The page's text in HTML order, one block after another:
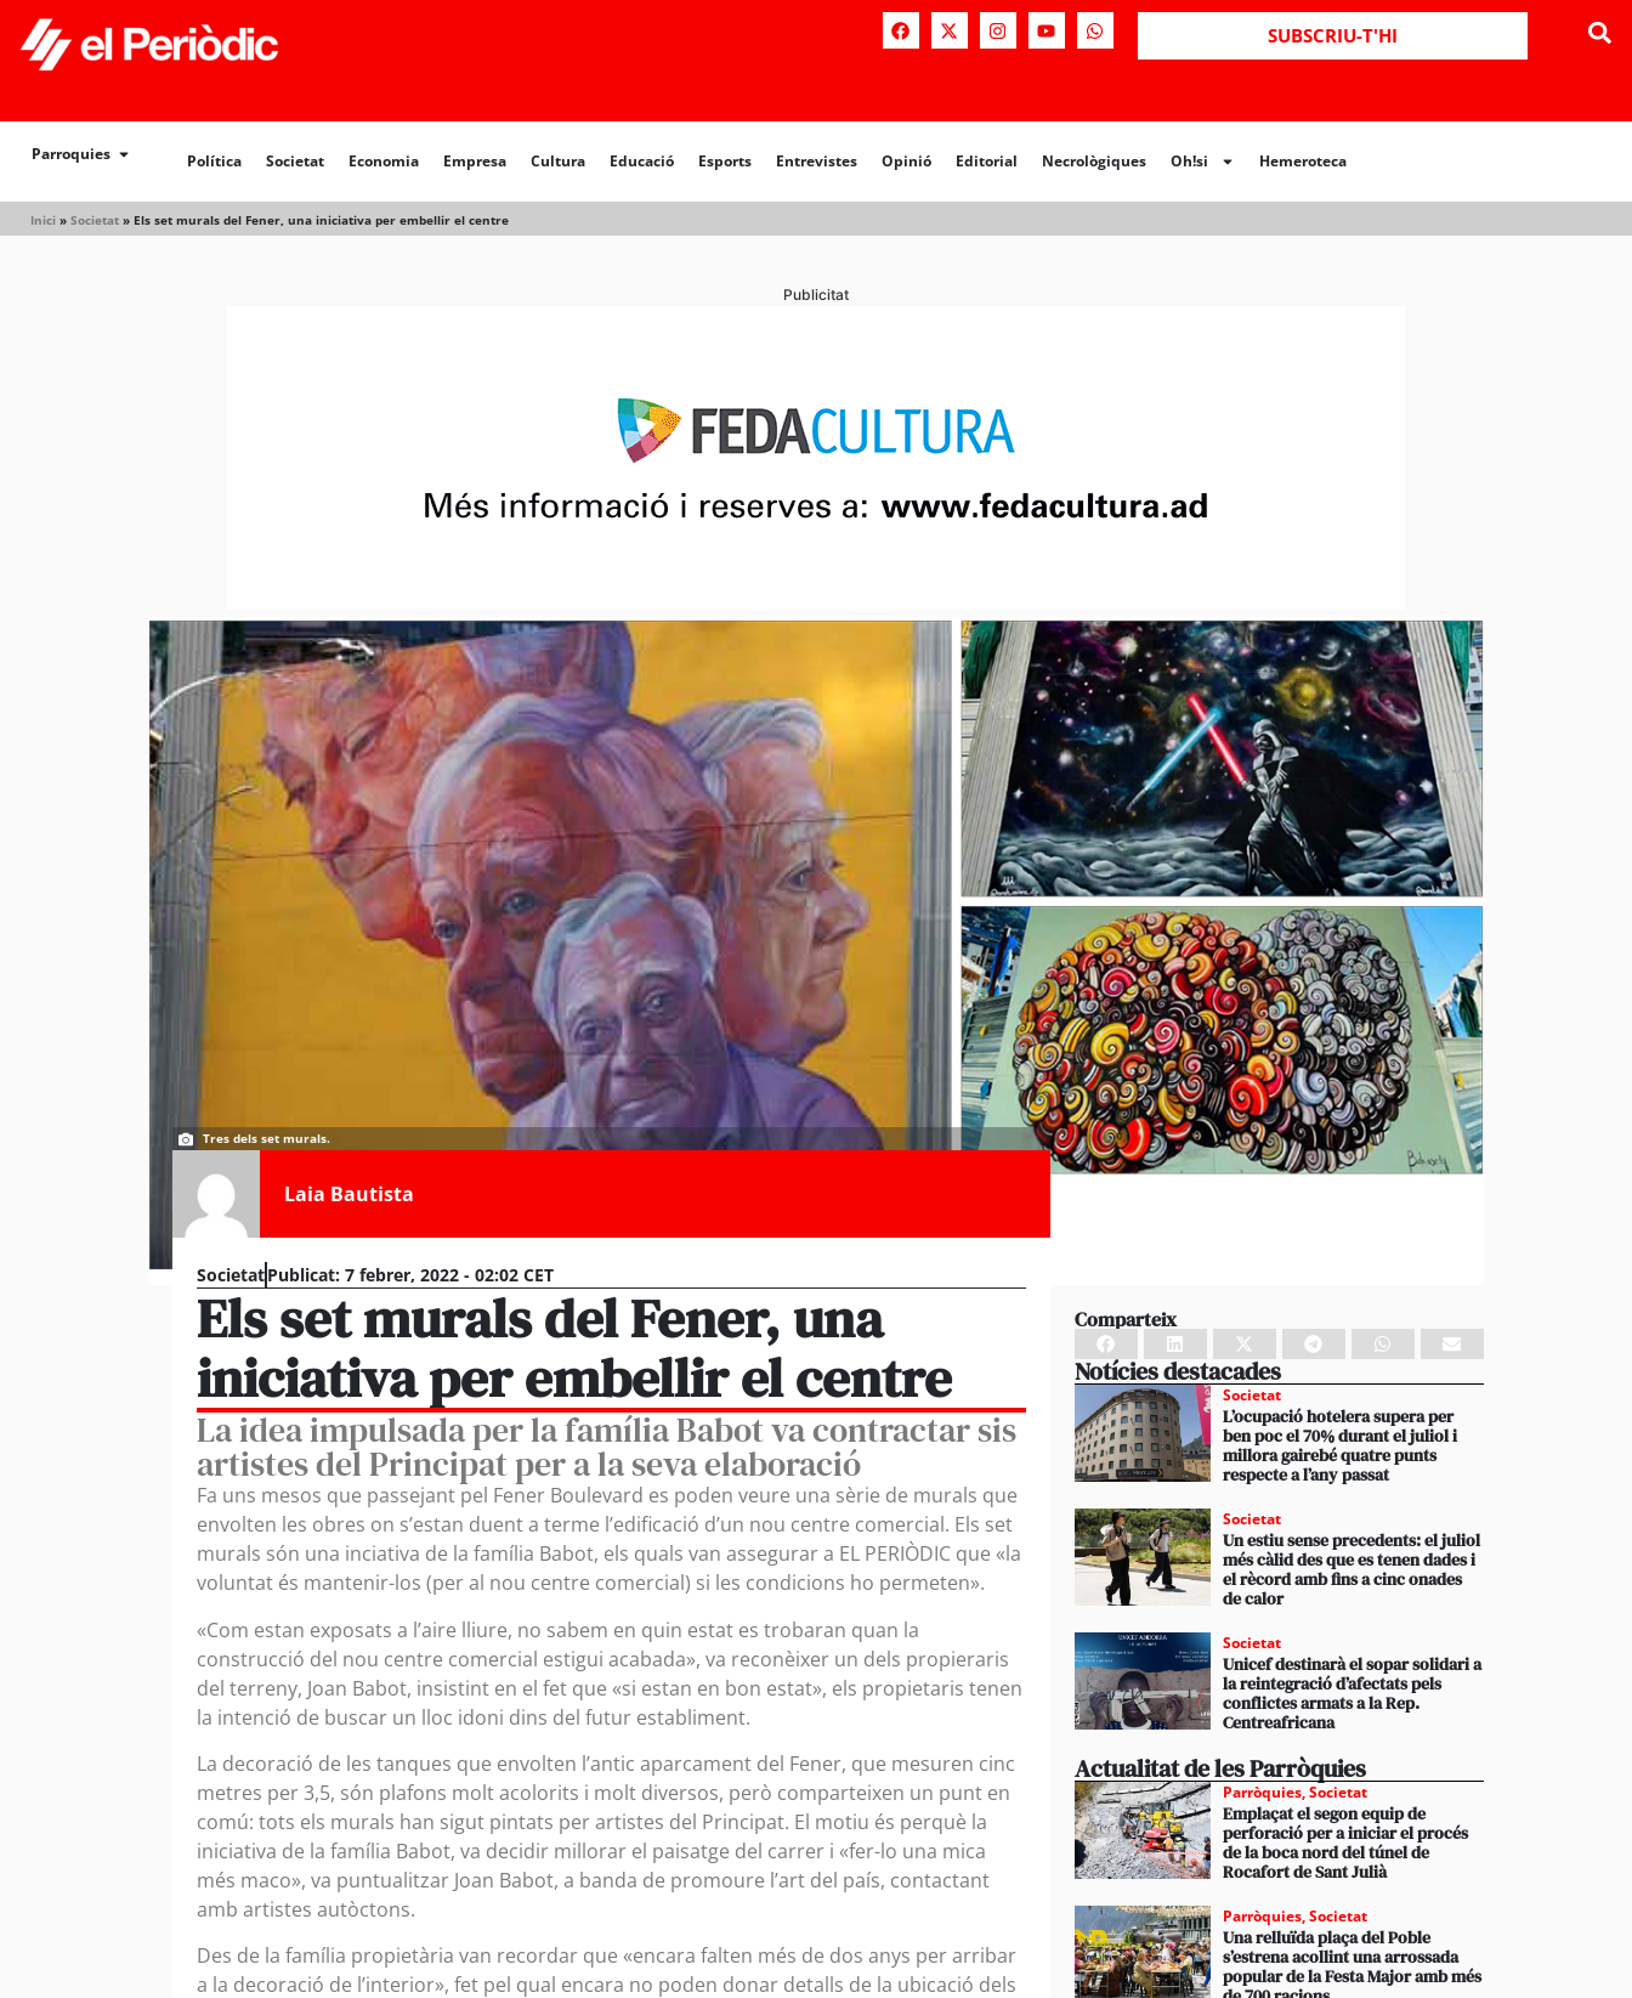
SUBSCRIU-T'HI
Parroquies Política Societat Economia Empresa Cultura Educació Esports Entrevistes Opinió Editorial Necrològiques Oh!si Hemeroteca
Inici » Societat » Els set murals del Fener, una iniciativa per embellir el centre
Política Societat Opinió Editorial Necrològiques Hemeroteca
Publicitat
Tres dels set murals.
Laia Bautista
SocietatPublicat: 7 febrer, 2022 - 02:02 CET
Els set murals del Fener, una
iniciativa per embellir el centre
La idea impulsada per la família Babot va contractar sis
artistes del Principat per a la seva elaboració
Fa uns mesos que passejant pel Fener Boulevard es poden veure una sèrie de murals que
envolten les obres on s’estan duent a terme l’edificació d’un nou centre comercial. Els set
murals són una inciativa de la família Babot, els quals van assegurar a EL PERIÒDIC que «la
voluntat és mantenir-los (per al nou centre comercial) si les condicions ho permeten».
«Com estan exposats a l’aire lliure, no sabem en quin estat es trobaran quan la
construcció del nou centre comercial estigui acabada», va reconèixer un dels propieraris
del terreny, Joan Babot, insistint en el fet que «si estan en bon estat», els propietaris tenen
la intenció de buscar un lloc idoni dins del futur establiment.
La decoració de les tanques que envolten l’antic aparcament del Fener, que mesuren cinc
metres per 3,5, són plafons molt acolorits i molt diversos, però comparteixen un punt en
comú: tots els murals han sigut pintats per artistes del Principat. El motiu és perquè la
iniciativa de la família Babot, va decidir millorar el paisatge del carrer i «fer-lo una mica
més maco», va puntualitzar Joan Babot, a banda de promoure l’art del país, contactant
amb artistes autòctons.
Des de la família propietària van recordar que «encara falten més de dos anys per arribar
a la decoració de l’interior», fet pel qual encara no poden donar detalls de la ubicació dels
Comparteix
Notícies destacades
Societat
L’ocupació hotelera supera per
ben poc el 70% durant el juliol i
millora gairebé quatre punts
respecte a l’any passat
Societat
Un estiu sense precedents: el juliol
més càlid des que es tenen dades i
el rècord amb fins a cinc onades
de calor
Societat
Unicef destinarà el sopar solidari a
la reintegració d’afectats pels
conflictes armats a la Rep.
Centreafricana
Actualitat de les Parròquies
Parròquies,Societat
Emplaçat el segon equip de
perforació per a iniciar el procés
de la boca nord del túnel de
Rocafort de Sant Julià
Parròquies,Societat
Una relluïda plaça del Poble
s’estrena acollint una arrossada
popular de la Festa Major amb més